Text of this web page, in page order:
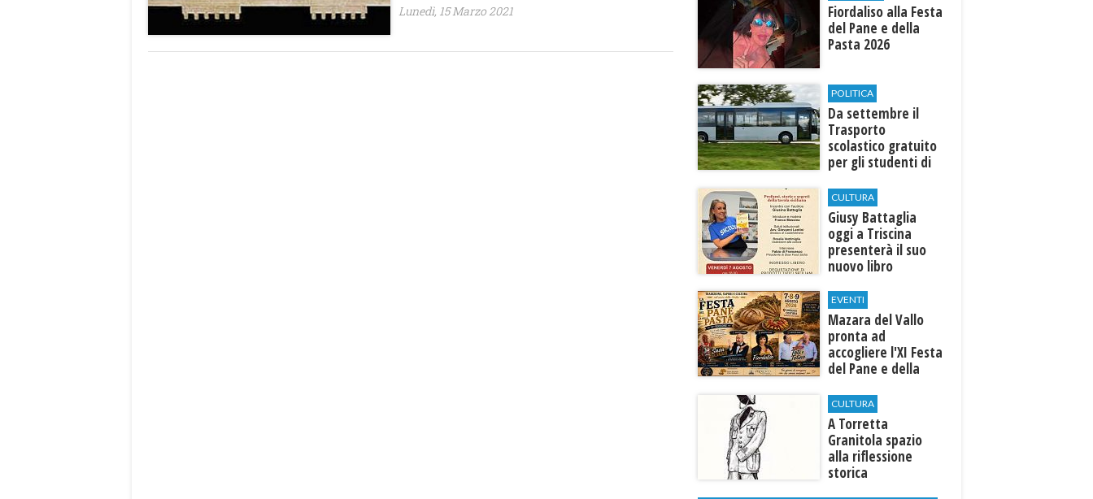
Lunedì, 15 Marzo 2021
Fiordaliso alla Festa
del Pane e della
Pasta 2026
POLITICA
Da settembre il
Trasporto
scolastico gratuito
per gli studenti di
CULTURA
Giusy Battaglia
oggi a Triscina
presenterà il suo
nuovo libro
EVENTI
Mazara del Vallo
pronta ad
accogliere l'XI Festa
del Pane e della
CULTURA
​A Torretta
Granitola spazio
alla riflessione
storica